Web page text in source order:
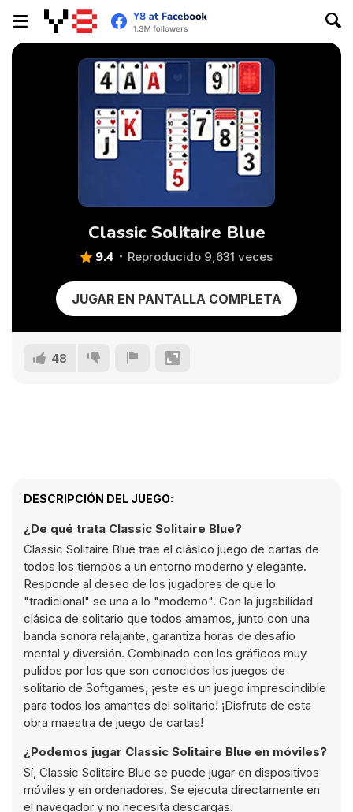
Classic Solitaire Blue
9.4 Reproducido 9,631 veces
JUGAR EN PANTALLA COMPLETA
48
DESCRIPCIÓN DEL JUEGO:
¿De qué trata Classic Solitaire Blue?
Classic Solitaire Blue trae el clásico juego de cartas de
todos los tiempos a un entorno moderno y elegante.
Responde al deseo de los jugadores de que lo
"tradicional" se una a lo "moderno". Con la jugabilidad
clásica de solitario que todos amamos, junto con una
banda sonora relajante, garantiza horas de desafío
mental y diversión. Combinado con los gráficos muy
pulidos por los que son conocidos los juegos de
solitario de Softgames, ¡este es un juego imprescindible
para todos los amantes del solitario! ¡Disfruta de esta
obra maestra de juego de cartas!
¿Podemos jugar Classic Solitaire Blue en móviles?
Sí, Classic Solitaire Blue se puede jugar en dispositivos
móviles y en ordenadores. Se ejecuta directamente en
el navegador y no necesita descargas.